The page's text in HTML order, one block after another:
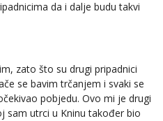
da i dalje budu takvi
zato što su drugi pripadnici
se bavim trčanjem i svaki se
pobjedu. Ovo mi je drugi
sam utrci u Kninu također bio